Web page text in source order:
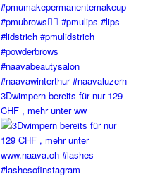
3Dwimpern bereits für nur 129
CHF , mehr unter ww